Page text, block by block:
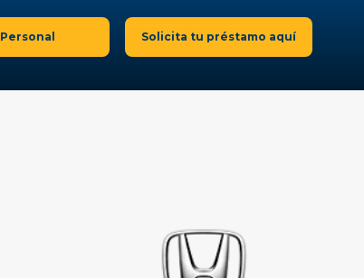
Personal Solicita tu préstamo aquí